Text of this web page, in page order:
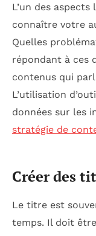
L’un des
connaître votre
Quelles
répondant à ces
contenus qui
L’utilisation
données sur les
stratégie de
Créer des
Le titre est
temps. Il doit